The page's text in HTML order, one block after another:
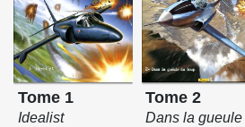
Tome 1
Idealist
Tome 2
Dans la gueule